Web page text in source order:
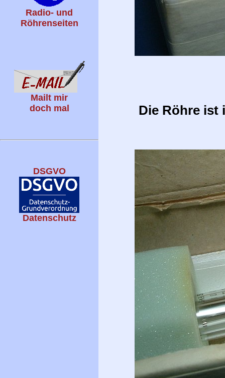
Radio- und
Röhrenseiten
Mailt mir
doch mal
DSGVO
Datenschutz
Die Röhre ist